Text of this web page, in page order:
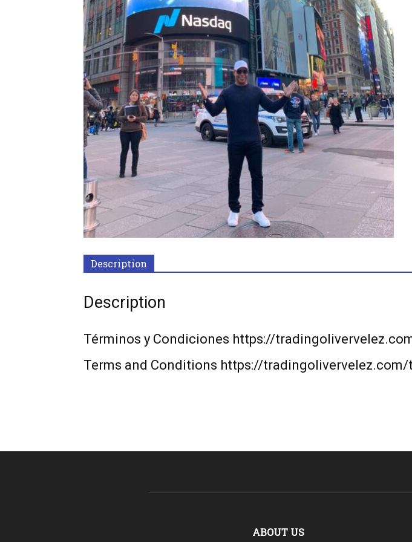
Description
Description
Términos y Condiciones https://
Terms and Conditions https://
ABOUT US